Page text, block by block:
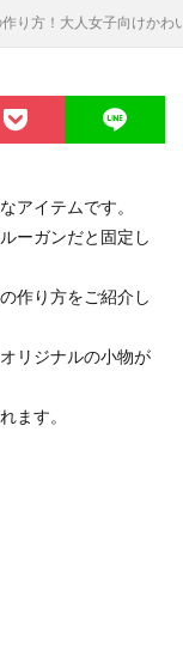
り方！大人女子向けかわ
アイテムです。
ーガンだと固定し
作り方をご紹介し
リジナルの小物が
ます。